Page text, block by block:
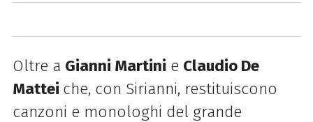
Oltre a Gianni Martini e Claudio De
Mattei che, con Sirianni, restituiscono
canzoni e monologhi del grande